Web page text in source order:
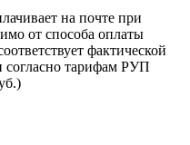
на почте при
от способа оплаты
фактической
согласно тарифам РУП